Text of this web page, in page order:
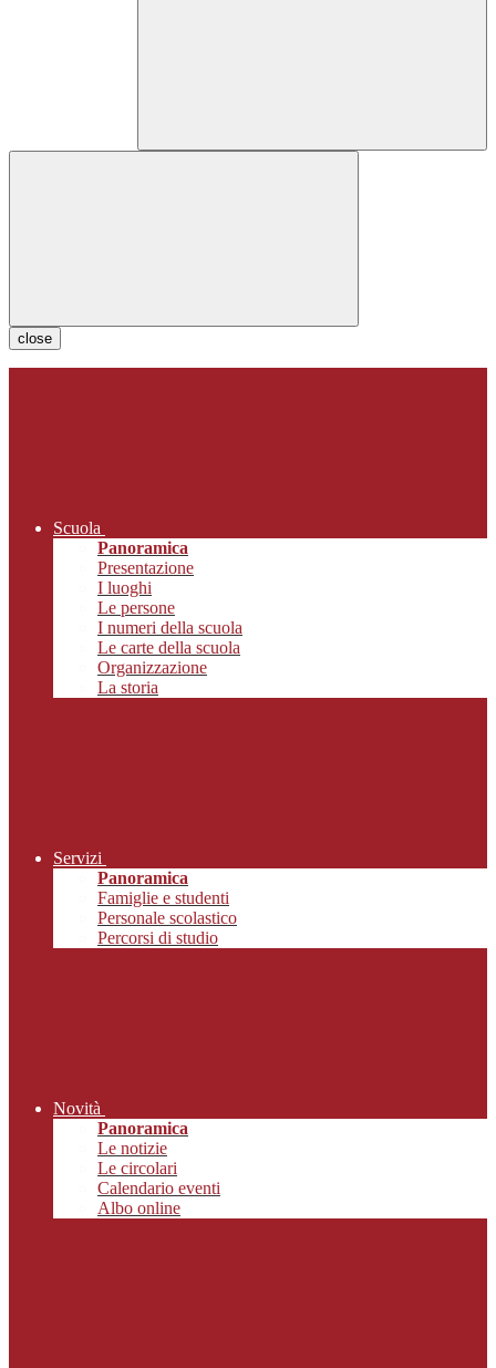
close
Scuola
Panoramica
Presentazione
I luoghi
Le persone
I numeri della scuola
Le carte della scuola
Organizzazione
La storia
Servizi
Panoramica
Famiglie e studenti
Personale scolastico
Percorsi di studio
Novità
Panoramica
Le notizie
Le circolari
Calendario eventi
Albo online